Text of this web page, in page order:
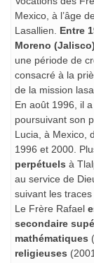
Mexico, à l’âge
Lasallien. Entre
Moreno (Jalisco)
une période de
consacré à la
de la mission
En août 1996, il
poursuivant son
Lucia, à Mexico,
1996 et 2000.
perpétuels à
au service de
suivant les
Le Frère Rafael
secondaire
mathématiques
religieuses